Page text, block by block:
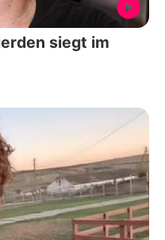
siegt im